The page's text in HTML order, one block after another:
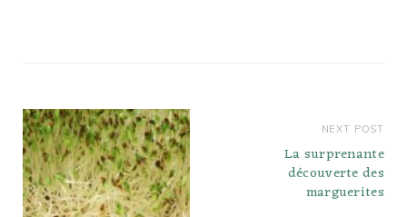
NEXT POST
La surprenante
découverte des
marguerites